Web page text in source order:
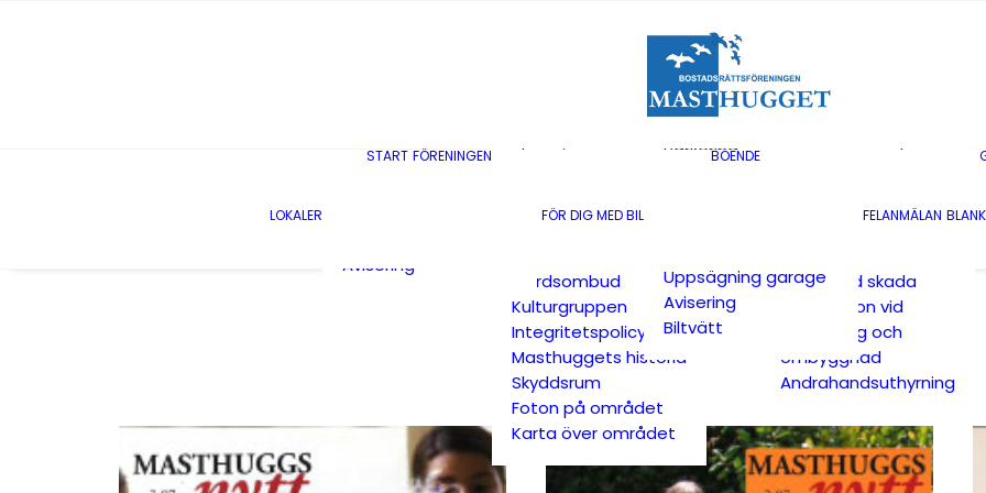
START FÖRENINGEN
Medlemsdemokrati
Planerings &
Revisorer
Gårdsombud
Kulturgruppen
Integritetspolicy
Masthuggets historia
Skyddsrum
Foton på området
Karta över området
BOENDE
Gårdsombud
Avisering
Överlåtelse och
Ansvar vid skada
Information vid
renovering och
ombyggnad
Andrahandsuthyrning
LOKALER
Avisering
FÖR DIG MED BIL
Parkering
Uppsägning garage
Avisering
Biltvätt
FELANMÄLAN